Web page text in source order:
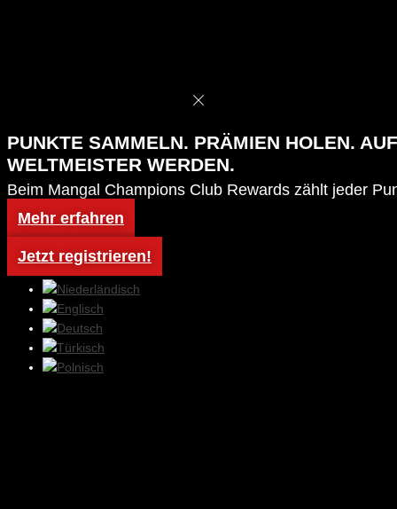
PUNKTE SAMMELN. PRÄMIEN HOLEN.
WELTMEISTER WERDEN.
Beim Mangal Champions Club Rewards zählt jeder
Verein!
Mehr erfahren
Jetzt registrieren!